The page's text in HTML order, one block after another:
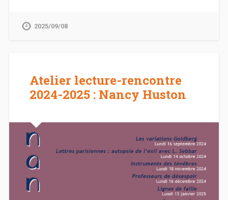
2025/09/08
Atelier lecture-rencontre
2024-2025 : Nancy Huston